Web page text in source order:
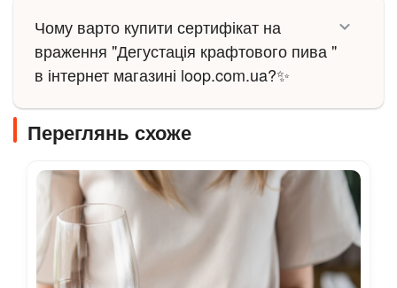
Чому варто купити сертифікат на
враження "Дегустація крафтового пива "
в інтернет магазині loop.com.ua?✨
Переглянь схоже